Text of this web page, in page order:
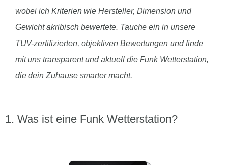
wobei ich Kriterien wie Hersteller, Dimension und
Gewicht akribisch bewertete. Tauche ein in unsere
TÜV-zertifizierten, objektiven Bewertungen und finde
mit uns transparent und aktuell die Funk Wetterstation,
die dein Zuhause smarter macht.
Was ist eine Funk Wetterstation?